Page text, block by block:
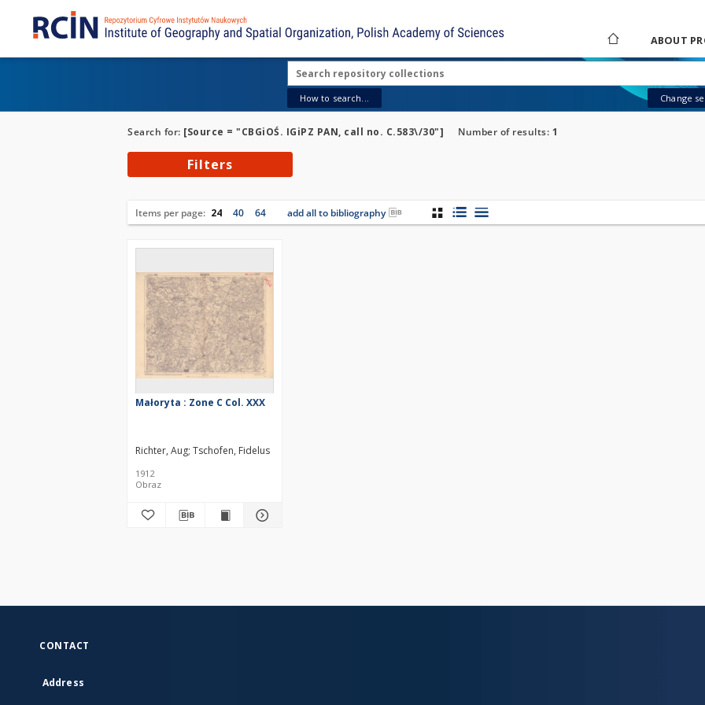
ABOUT
How to search... Change
Search for: [Source = "CBGiOŚ. IGiPZ PAN, call no. C.583\/30"] Number of results: 1
Filters
Items per page: 24 40 64 add all to bibliography
Małoryta : Zone C Col. XXX
Richter, Aug Tschofen, Fidelus
1912
Obraz
CONTACT
Address